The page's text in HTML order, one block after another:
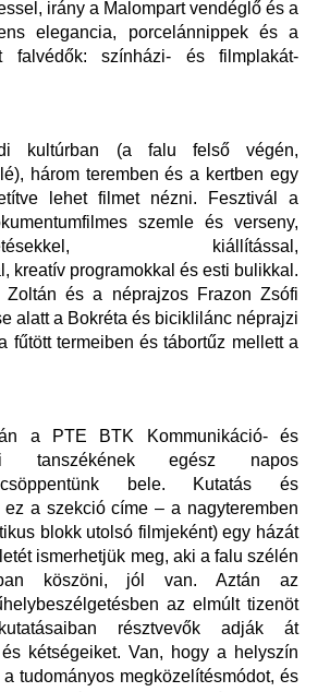
irány a Malompart vendéglő és a
elegancia, porcelánnippek és a
falvédők: színházi- és filmplakát-
kultúrban (a falu felső végén,
három teremben és a kertben egy
lehet filmet nézni. Fesztivál a
szemle és verseny,
kiállítással,
kreatív programokkal és esti bulikkal.
és a néprajzos Frazon Zsófi
alatt a Bokréta és biciklilánc néprajzi
fűtött termeiben és tábortűz mellett a
a PTE BTK Kommunikáció- és
tanszékének egész napos
csöppentünk bele. Kutatás és
a szekció címe – a nagyteremben
blokk utolsó filmjeként) egy házát
ismerhetjük meg, aki a falu szélén
köszöni, jól van. Aztán az
az elmúlt tizenöt
résztvevők adják át
kétségeiket. Van, hogy a helyszín
a tudományos megközelítésmódot, és